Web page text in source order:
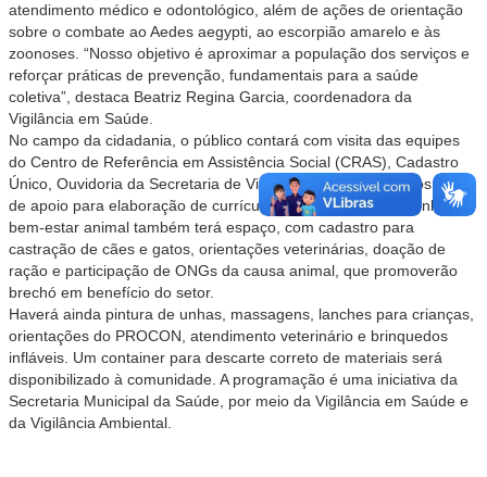
atendimento médico e odontológico, além de ações de orientação
sobre o combate ao Aedes aegypti, ao escorpião amarelo e às
zoonoses. “Nosso objetivo é aproximar a população dos serviços e
reforçar práticas de prevenção, fundamentais para a saúde
coletiva”, destaca Beatriz Regina Garcia, coordenadora da
Vigilância em Saúde.
No campo da cidadania, o público contará com visita das equipes
do Centro de Referência em Assistência Social (CRAS), Cadastro
Único, Ouvidoria da Secretaria de Viação e Serviços Urbanos, além
de apoio para elaboração de currículos e acesso a cursos online. O
bem-estar animal também terá espaço, com cadastro para
castração de cães e gatos, orientações veterinárias, doação de
ração e participação de ONGs da causa animal, que promoverão
brechó em benefício do setor.
Haverá ainda pintura de unhas, massagens, lanches para crianças,
orientações do PROCON, atendimento veterinário e brinquedos
infláveis. Um container para descarte correto de materiais será
disponibilizado à comunidade. A programação é uma iniciativa da
Secretaria Municipal da Saúde, por meio da Vigilância em Saúde e
da Vigilância Ambiental.